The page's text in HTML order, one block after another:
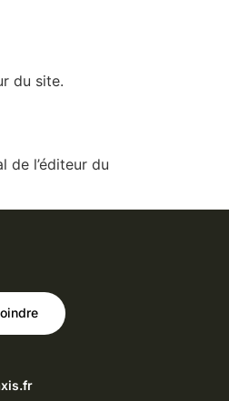
du site.
de l’éditeur du